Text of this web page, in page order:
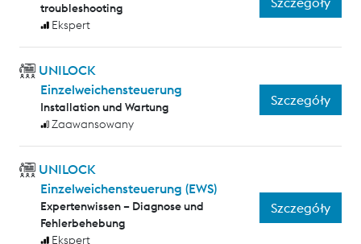
troubleshooting
Ekspert
UNILOCK
Einzelweichensteuerung
Installation und Wartung
Zaawansowany
Szczegóły
UNILOCK
Einzelweichensteuerung (EWS)
Expertenwissen – Diagnose und
Fehlerbehebung
Ekspert
Szczegóły